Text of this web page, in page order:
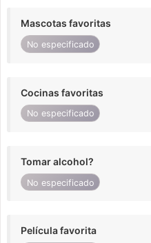
Mascotas favoritas
No especificado
Cocinas favoritas
No especificado
Tomar alcohol?
No especificado
Película favorita